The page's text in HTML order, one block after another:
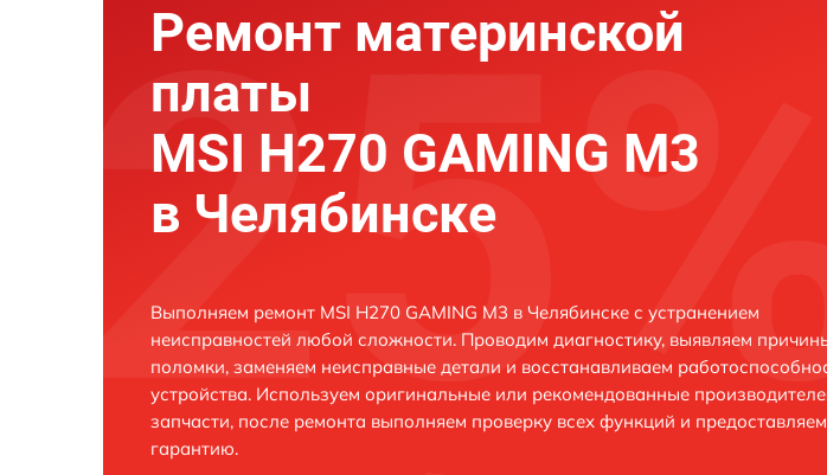
Ремонт материнской
платы
MSI H270 GAMING M3
в Челябинске
Выполняем ремонт MSI H270 GAMING M3 в Челябинске с устранением
неисправностей любой сложности. Проводим диагностику, выявляем
поломки, заменяем неисправные детали и восстанавливаем
устройства. Используем оригинальные или рекомендованные
запчасти, после ремонта выполняем проверку всех функций и предоставляем
гарантию.